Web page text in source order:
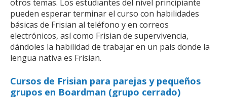
otros temas. Los estudiantes del nivel principiante
pueden esperar terminar el curso con habilidades
básicas de Frisian al teléfono y en correos
electrónicos, así como Frisian de supervivencia,
dándoles la habilidad de trabajar en un país donde la
lengua nativa es Frisian.
Cursos de Frisian para parejas y pequeños
grupos en Boardman (grupo cerrado)